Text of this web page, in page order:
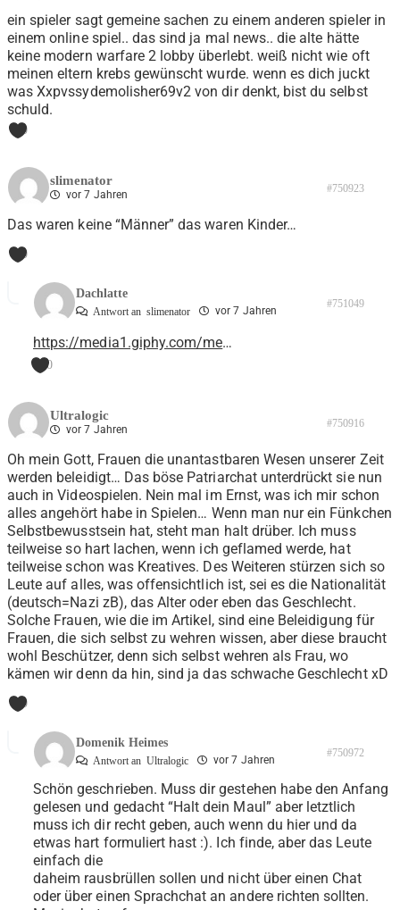
ein spieler sagt gemeine sachen zu einem anderen spieler in
einem online spiel.. das sind ja mal news.. die alte hätte
keine modern warfare 2 lobby überlebt. weiß nicht wie oft
meinen eltern krebs gewünscht wurde. wenn es dich juckt
was Xxpvssydemolisher69v2 von dir denkt, bist du selbst
schuld.
0
slimenator
vor 7 Jahren #750923
Das waren keine “Männer” das waren Kinder…
0
Dachlatte
Antwort an slimenator vor 7 Jahren
#751049
https://media1.giphy.com/me…
0
Ultralogic
vor 7 Jahren #750916
Oh mein Gott, Frauen die unantastbaren Wesen unserer Zeit
werden beleidigt… Das böse Patriarchat unterdrückt sie nun
auch in Videospielen. Nein mal im Ernst, was ich mir schon
alles angehört habe in Spielen… Wenn man nur ein Fünkchen
Selbstbewusstsein hat, steht man halt drüber. Ich muss
teilweise so hart lachen, wenn ich geflamed werde, hat
teilweise schon was Kreatives. Des Weiteren stürzen sich so
Leute auf alles, was offensichtlich ist, sei es die Nationalität
(deutsch=Nazi zB), das Alter oder eben das Geschlecht.
Solche Frauen, wie die im Artikel, sind eine Beleidigung für
Frauen, die sich selbst zu wehren wissen, aber diese braucht
wohl Beschützer, denn sich selbst wehren als Frau, wo
kämen wir denn da hin, sind ja das schwache Geschlecht xD
0
Domenik Heimes
Antwort an Ultralogic vor 7 Jahren
#750972
Schön geschrieben. Muss dir gestehen habe den Anfang
gelesen und gedacht “Halt dein Maul” aber letztlich
muss ich dir recht geben, auch wenn du hier und da
etwas hart formuliert hast :). Ich finde, aber das Leute
einfach die
daheim rausbrüllen sollen und nicht über einen Chat
oder über einen Sprachchat an andere richten sollten.